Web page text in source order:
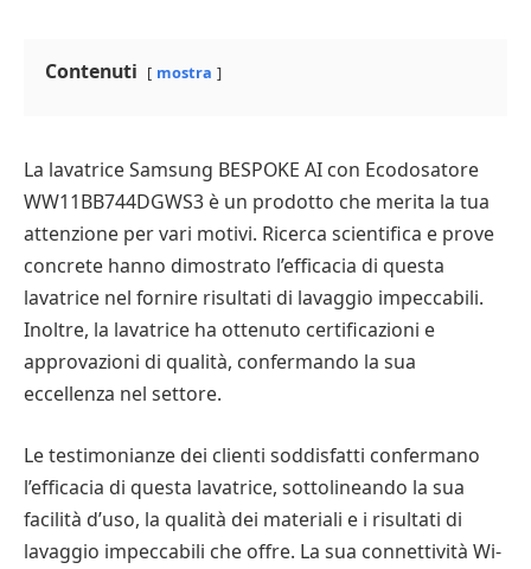
Contenuti mostra
La lavatrice Samsung BESPOKE AI con Ecodosatore
WW11BB744DGWS3 è un prodotto che merita la tua
attenzione per vari motivi. Ricerca scientifica e prove
concrete hanno dimostrato l’efficacia di questa
lavatrice nel fornire risultati di lavaggio impeccabili.
Inoltre, la lavatrice ha ottenuto certificazioni e
approvazioni di qualità, confermando la sua
eccellenza nel settore.
Le testimonianze dei clienti soddisfatti confermano
l’efficacia di questa lavatrice, sottolineando la sua
facilità d’uso, la qualità dei materiali e i risultati di
lavaggio impeccabili che offre. La sua connettività Wi-